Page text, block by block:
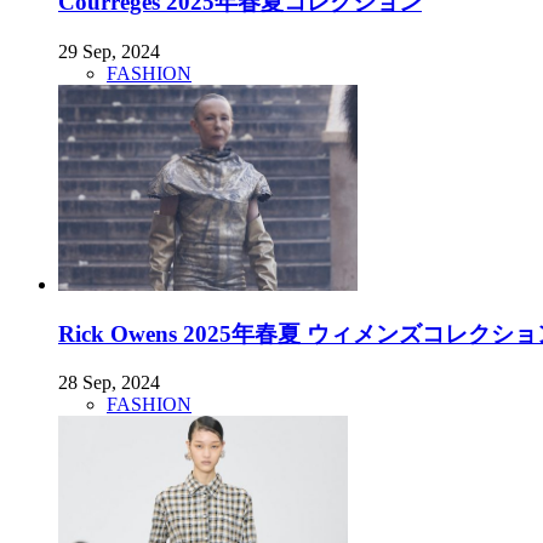
29 Sep, 2024
FASHION
Rick Owens 2025年春夏 ウィメンズコレクショ
28 Sep, 2024
FASHION